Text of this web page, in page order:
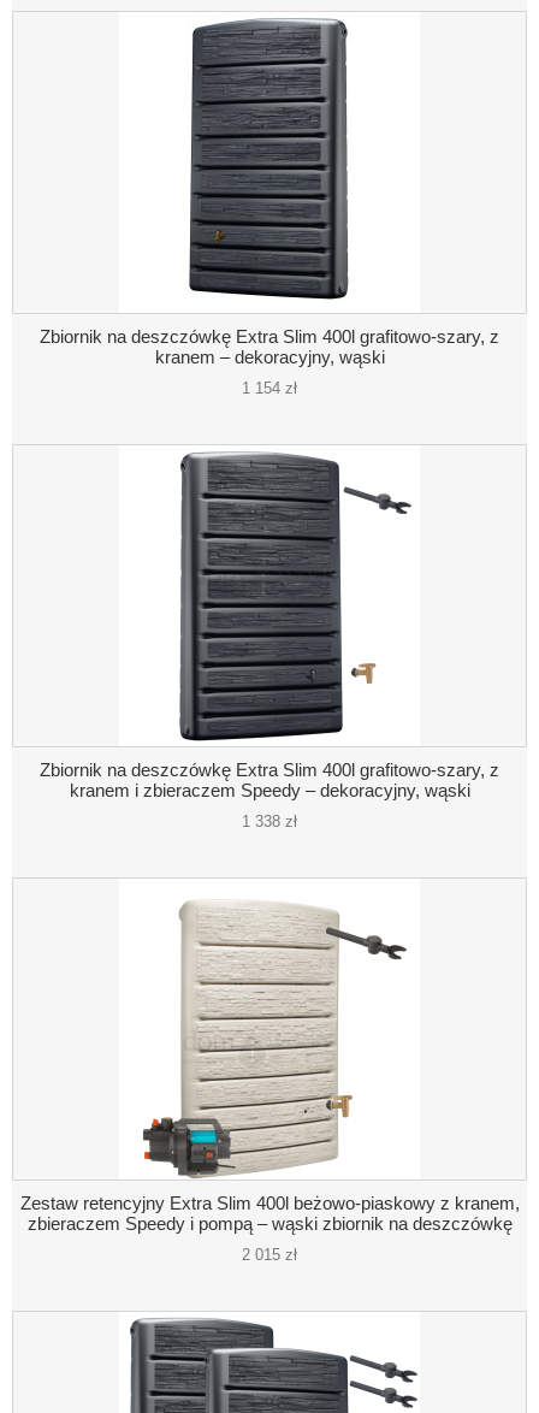
Zbiornik na deszczówkę Extra Slim 400l grafitowo-szary, z
kranem – dekoracyjny, wąski
1 154 zł
Zbiornik na deszczówkę Extra Slim 400l grafitowo-szary, z
kranem i zbieraczem Speedy – dekoracyjny, wąski
1 338 zł
Zestaw retencyjny Extra Slim 400l beżowo-piaskowy z kranem,
zbieraczem Speedy i pompą – wąski zbiornik na deszczówkę
2 015 zł